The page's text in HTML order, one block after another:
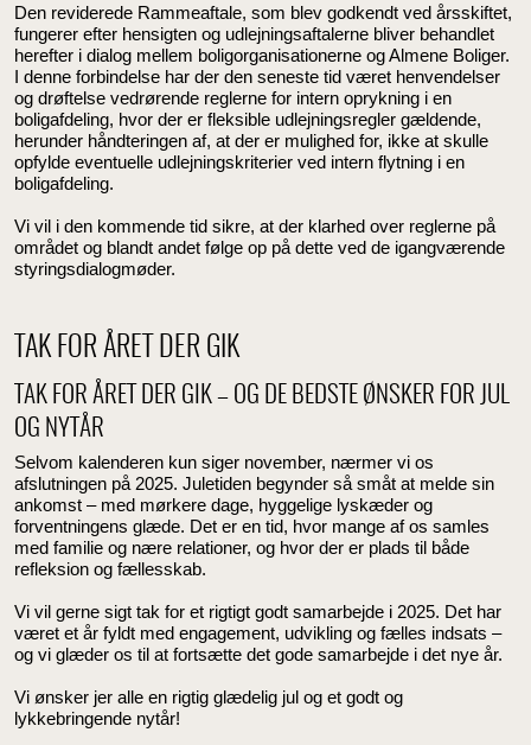
Den reviderede Rammeaftale, som blev godkendt ved årsskiftet,
fungerer efter hensigten og udlejningsaftalerne bliver behandlet
herefter i dialog mellem boligorganisationerne og Almene Boliger.
I denne forbindelse har der den seneste tid været henvendelser
og drøftelse vedrørende reglerne for intern oprykning i en
boligafdeling, hvor der er fleksible udlejningsregler gældende,
herunder håndteringen af, at der er mulighed for, ikke at skulle
opfylde eventuelle udlejningskriterier ved intern flytning i en
boligafdeling.
Vi vil i den kommende tid sikre, at der klarhed over reglerne på
området og blandt andet følge op på dette ved de igangværende
styringsdialogmøder.
TAK FOR ÅRET DER GIK
TAK FOR ÅRET DER GIK – OG DE BEDSTE ØNSKER FOR JUL
OG NYTÅR
Selvom kalenderen kun siger november, nærmer vi os
afslutningen på 2025. Juletiden begynder så småt at melde sin
ankomst – med mørkere dage, hyggelige lyskæder og
forventningens glæde. Det er en tid, hvor mange af os samles
med familie og nære relationer, og hvor der er plads til både
refleksion og fællesskab.
Vi vil gerne sigt tak for et rigtigt godt samarbejde i 2025. Det har
været et år fyldt med engagement, udvikling og fælles indsats –
og vi glæder os til at fortsætte det gode samarbejde i det nye år.
Vi ønsker jer alle en rigtig glædelig jul og et godt og
lykkebringende nytår!